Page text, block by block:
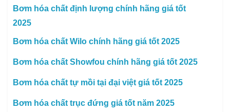
Bơm hóa chất định lượng chính hãng giá tốt
2025
Bơm hóa chất Wilo chính hãng giá tốt 2025
Bơm hóa chất Showfou chính hãng giá tốt 2025
Bơm hóa chất tự mồi tại đại việt giá tốt 2025
Bơm hóa chất trục đứng giá tốt năm 2025